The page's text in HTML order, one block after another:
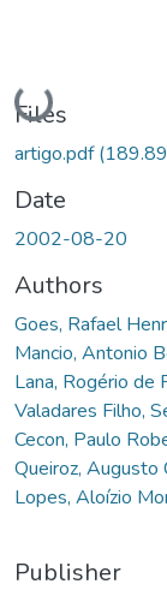
Loading...
Files
artigo.pdf
Date
2002-08-20
Authors
Goes, Rafael
Mancio, Antonio
Lana, Rogério de
Valadares Filho,
Cecon, Paulo
Queiroz, Augusto
Lopes, Aloízio
Publisher